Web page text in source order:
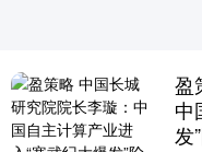
盈
中
发